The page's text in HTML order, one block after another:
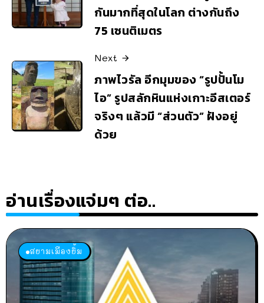
กันมากที่สุดในโลก ต่างกันถึง
75 เซนติเมตร
Next
ภาพไวรัล อีกมุมของ “รูปปั้นโม
ไอ” รูปสลักหินแห่งเกาะอีสเตอร์
จริงๆ แล้วมี “ส่วนตัว” ฝังอยู่
ด้วย
อ่านเรื่องแจ่มๆ ต่อ..
สยามเมืองยิ้ม